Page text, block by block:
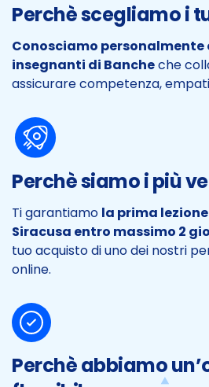
Perchè scegliamo i
Conosciamo personalmente
insegnanti di Bancheche
assicurare competenza,
Perchè siamo i più
Ti garantiamo la prima
Siracusa entro massimo 2
tuo acquisto di uno dei nostri
online.
Perchè abbiamo